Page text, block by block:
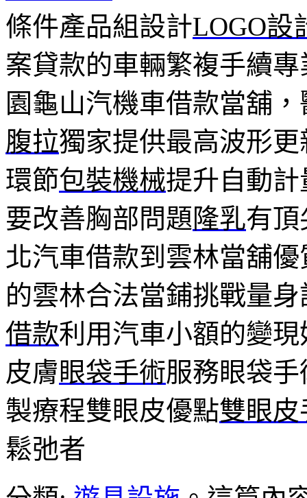
條件產品組設計LOGO設
案貸款的車輛繁複手續專
園龜山汽機車借款當舖
腹拉獨家提供最高波形
環節包裝機械提升自動
要改善胸部問題隆乳有頂
北汽車借款到雲林當舖優
的雲林合法當鋪挑戰量
借款利用汽車小額的變
皮膚眼袋手術服務眼袋
製療程雙眼皮優點雙眼皮
鬆弛者